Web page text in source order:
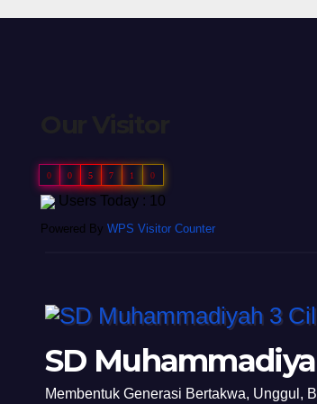
0 0 5 7 1 0
Users Today : 10
Powered By WPS Visitor Counter
SD
Membentuk Generasi Bertakwa, Unggul,